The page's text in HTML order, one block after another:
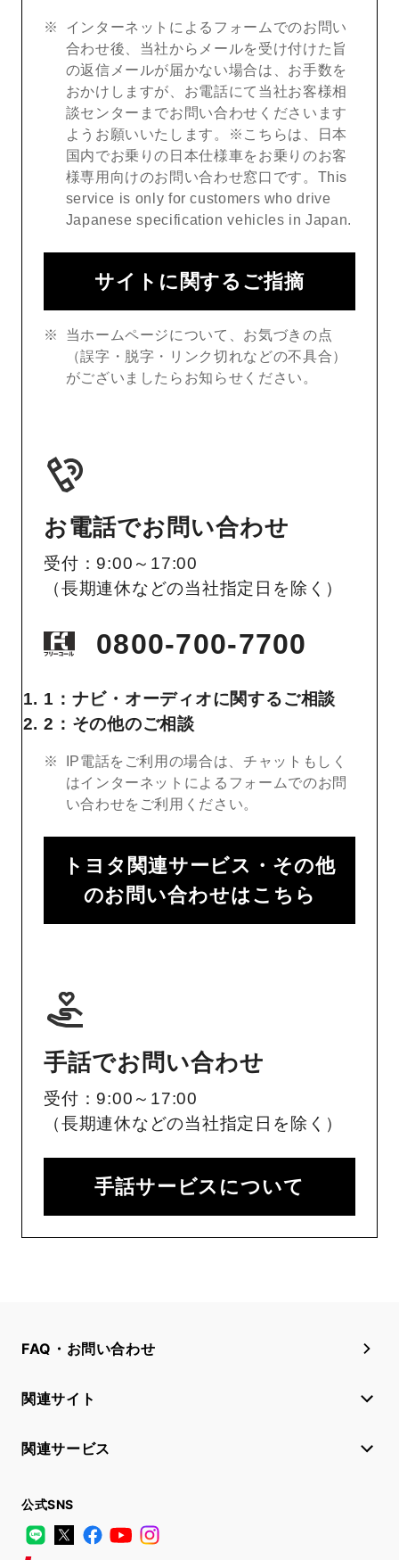
インターネットによるフォームでのお問い
合わせ後、当社からメールを受け付けた旨
の返信メールが届かない場合は、お手数を
おかけしますが、お電話にて当社お客様相
談センターまでお問い合わせくださいます
ようお願いいたします。※こちらは、日本
国内でお乗りの日本仕様車をお乗りのお客
様専用向けのお問い合わせ窓口です。This
service is only for customers who drive
Japanese specification vehicles in Japan.
サイトに関するご指摘
当ホームページについて、お気づきの点
（誤字・脱字・リンク切れなどの不具合）
がございましたらお知らせください。
お電話でお問い合わせ
受付：9:00～17:00
（長期連休などの当社指定日を除く）
0800-700-7700
1：ナビ・オーディオに関するご相談
2：その他のご相談
IP電話をご利用の場合は、チャットもしく
はインターネットによるフォームでのお問
い合わせをご利用ください。
トヨタ関連サービス・その他
のお問い合わせはこちら
手話でお問い合わせ
受付：9:00～17:00
（長期連休などの当社指定日を除く）
手話サービスについて
FAQ・お問い合わせ
関連サイト
関連サービス
公式SNS
LINE
X FacebookYouTube